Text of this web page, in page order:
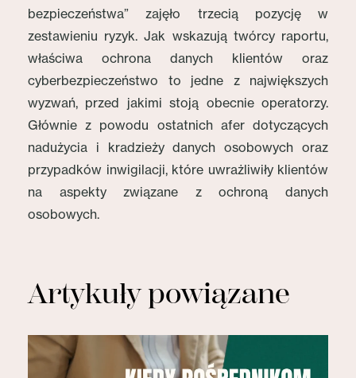
bezpieczeństwa” zajęło trzecią pozycję w
zestawieniu ryzyk. Jak wskazują twórcy raportu,
właściwa ochrona danych klientów oraz
cyberbezpieczeństwo to jedne z największych
wyzwań, przed jakimi stoją obecnie operatorzy.
Głównie z powodu ostatnich afer dotyczących
nadużycia i kradzieży danych osobowych oraz
przypadków inwigilacji, które uwrażliwiły klientów
na aspekty związane z ochroną danych
osobowych.
Artykuły powiązane